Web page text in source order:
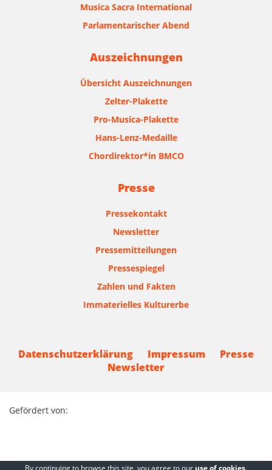
Musica Sacra International
Parlamentarischer Abend
Auszeichnungen
Übersicht Auszeichnungen
Zelter-Plakette
Pro-Musica-Plakette
Hans-Lenz-Medaille
Chordirektor*in BMCO
Presse
Pressekontakt
Newsletter
Pressemitteilungen
Pressespiegel
Zahlen und Fakten
Immaterielles Kulturerbe
Datenschutzerklärung Impressum
Presse
Newsletter
Gefördert von:
By continuing to browse this site, you agree to our use of cookies.